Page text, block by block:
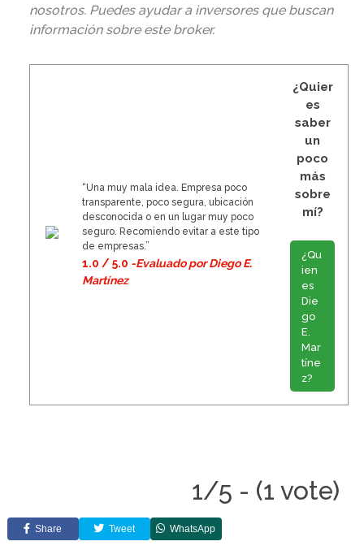
nosotros. Puedes ayudar a inversores que buscan
información sobre este broker.
“Una muy mala idea. Empresa poco
transparente, poco segura, ubicación
desconocida o en un lugar muy poco
seguro. Recomiendo evitar a este tipo
de empresas.”
1.0 / 5.0 -Evaluado por Diego E.
Martínez
¿Quier
es
saber
un
poco
más
sobre
mí?
¿Qu
ien
es
Die
go
E.
Mar
tíne
z?
1/5 - (1 vote)
Share Tweet WhatsApp